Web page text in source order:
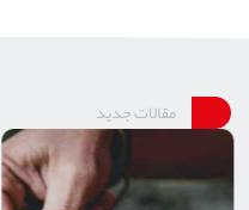
مقالات جدید